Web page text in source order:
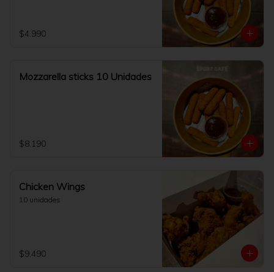
$4.990
Mozzarella sticks 10 Unidades
$8.190
Chicken Wings
10 unidades
$9.490